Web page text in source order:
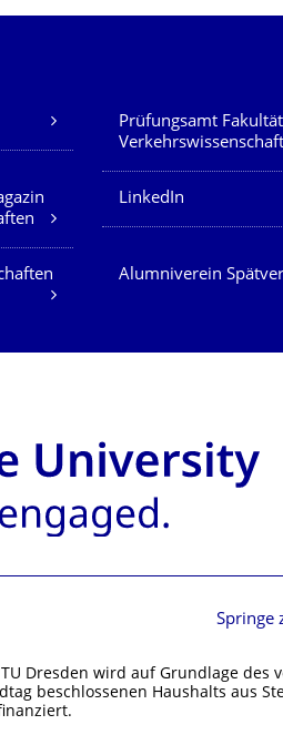
Prüfungsamt Fakultät
LinkedIn
Alumniverein
Springe
TU Dresden wird auf Grundlage des
beschlossenen Haushalts aus